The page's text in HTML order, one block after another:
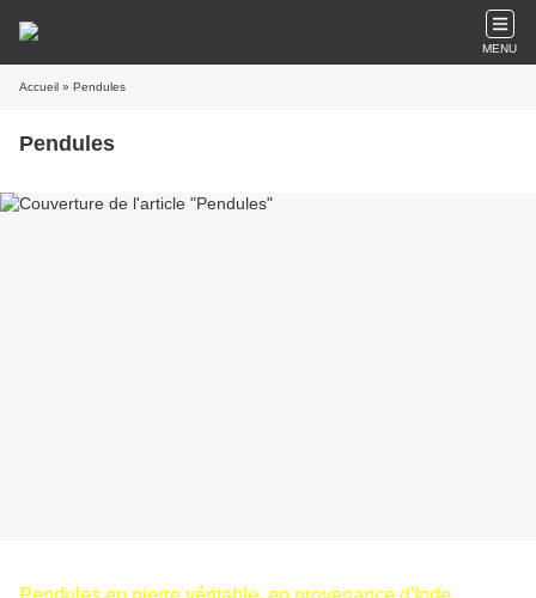
MENU
Accueil » Pendules
Pendules